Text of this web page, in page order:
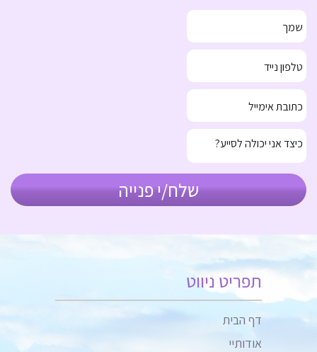
תפריט ניווט
דף הבית
אודותיי